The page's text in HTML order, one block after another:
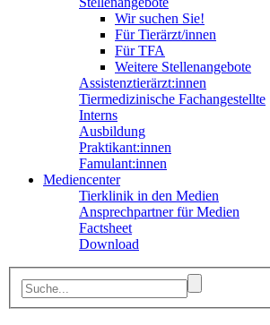
Wir suchen Sie!
Für Tierärzt/innen
Für TFA
Weitere Stellenangebote
Assistenztierärzt:innen
Tiermedizinische Fachangestellte
Interns
Ausbildung
Praktikant:innen
Famulant:innen
Mediencenter
Tierklinik in den Medien
Ansprechpartner für Medien
Factsheet
Download